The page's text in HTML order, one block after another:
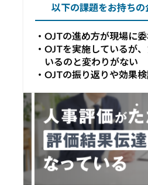
以下の課題をお持ち
OJTの進め方が現場に
OJTを実施しているが
いるのと変わりがない
OJTの振り返りや効果